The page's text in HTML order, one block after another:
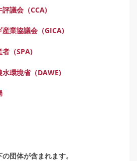
議会（CCA)
業協議会（GICA)
者（SPA)
環境省（DAWE)
団体が含まれます。